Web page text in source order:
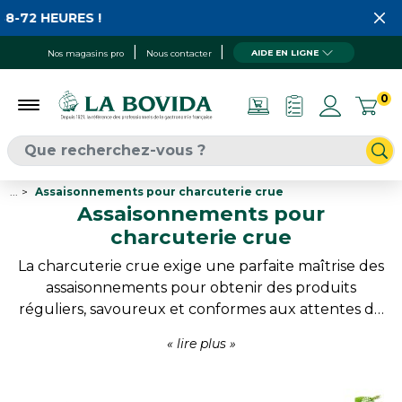
Nos magasins pro Nous contacter AIDE EN LIGNE
0
!
Assaisonnements pour charcuterie crue
Assaisonnements pour
charcuterie crue
La charcuterie crue exige une parfaite maîtrise des
assaisonnements pour obtenir des produits
réguliers, savoureux et conformes aux attentes de
fraîches, merguez, chipolatas ou préparations